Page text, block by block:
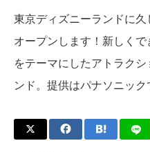
東京ディズニーランドに
オープンします！新しく
をテーマにしたアトラク
ンド。提供はパナソニック